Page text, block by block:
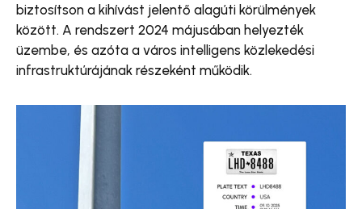
biztosítson a kihívást jelentő alagúti körülmények
között. A rendszert 2024 májusában helyezték
üzembe, és azóta a város intelligens közlekedési
infrastruktúrájának részeként működik.